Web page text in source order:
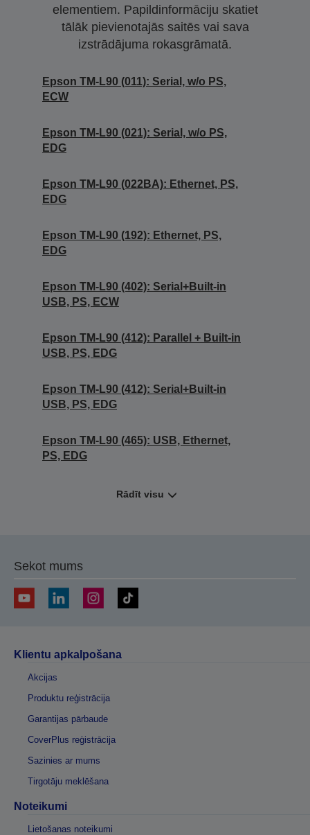
elementiem. Papildinformāciju skatiet
tālāk pievienotajās saitēs vai sava
izstrādājuma rokasgrāmatā.
Epson TM-L90 (011): Serial, w/o PS,
ECW
Epson TM-L90 (021): Serial, w/o PS,
EDG
Epson TM-L90 (022BA): Ethernet, PS,
EDG
Epson TM-L90 (192): Ethernet, PS,
EDG
Epson TM-L90 (402): Serial+Built-in
USB, PS, ECW
Epson TM-L90 (412): Parallel + Built-in
USB, PS, EDG
Epson TM-L90 (412): Serial+Built-in
USB, PS, EDG
Epson TM-L90 (465): USB, Ethernet,
PS, EDG
Rādīt visu
Sekot mums
Klientu apkalpošana
Akcijas
Produktu reģistrācija
Garantijas pārbaude
CoverPlus reģistrācija
Sazinies ar mums
Tirgotāju meklēšana
Noteikumi
Lietošanas noteikumi